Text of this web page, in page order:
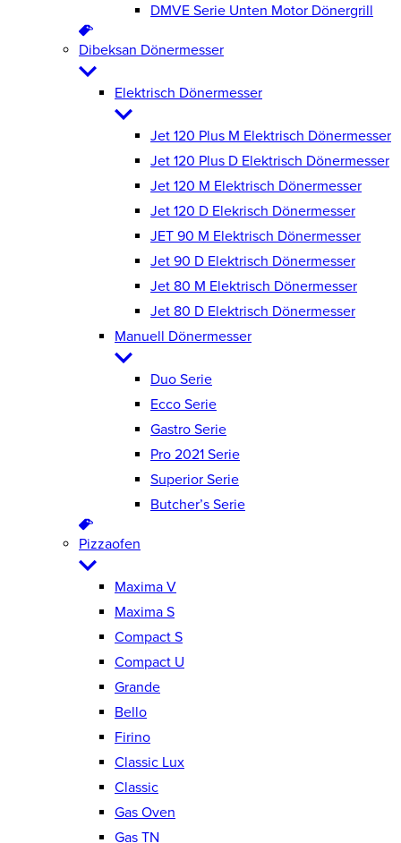
DMVE Serie Unten Motor Dönergrill
Dibeksan Dönermesser
Elektrisch Dönermesser
Jet 120 Plus M Elektrisch Dönermesser
Jet 120 Plus D Elektrisch Dönermesser
Jet 120 M Elektrisch Dönermesser
Jet 120 D Elekrisch Dönermesser
JET 90 M Elektrisch Dönermesser
Jet 90 D Elektrisch Dönermesser
Jet 80 M Elektrisch Dönermesser
Jet 80 D Elektrisch Dönermesser
Manuell Dönermesser
Duo Serie
Ecco Serie
Gastro Serie
Pro 2021 Serie
Superior Serie
Butcher’s Serie
Pizzaofen
Maxima V
Maxima S
Compact S
Compact U
Grande
Bello
Firino
Classic Lux
Classic
Gas Oven
Gas TN